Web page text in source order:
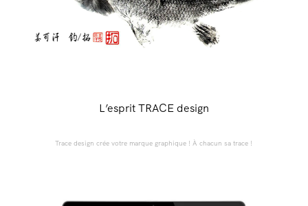
L’esprit TRACE design
Trace design crée votre marque graphique ! À chacun sa trace !